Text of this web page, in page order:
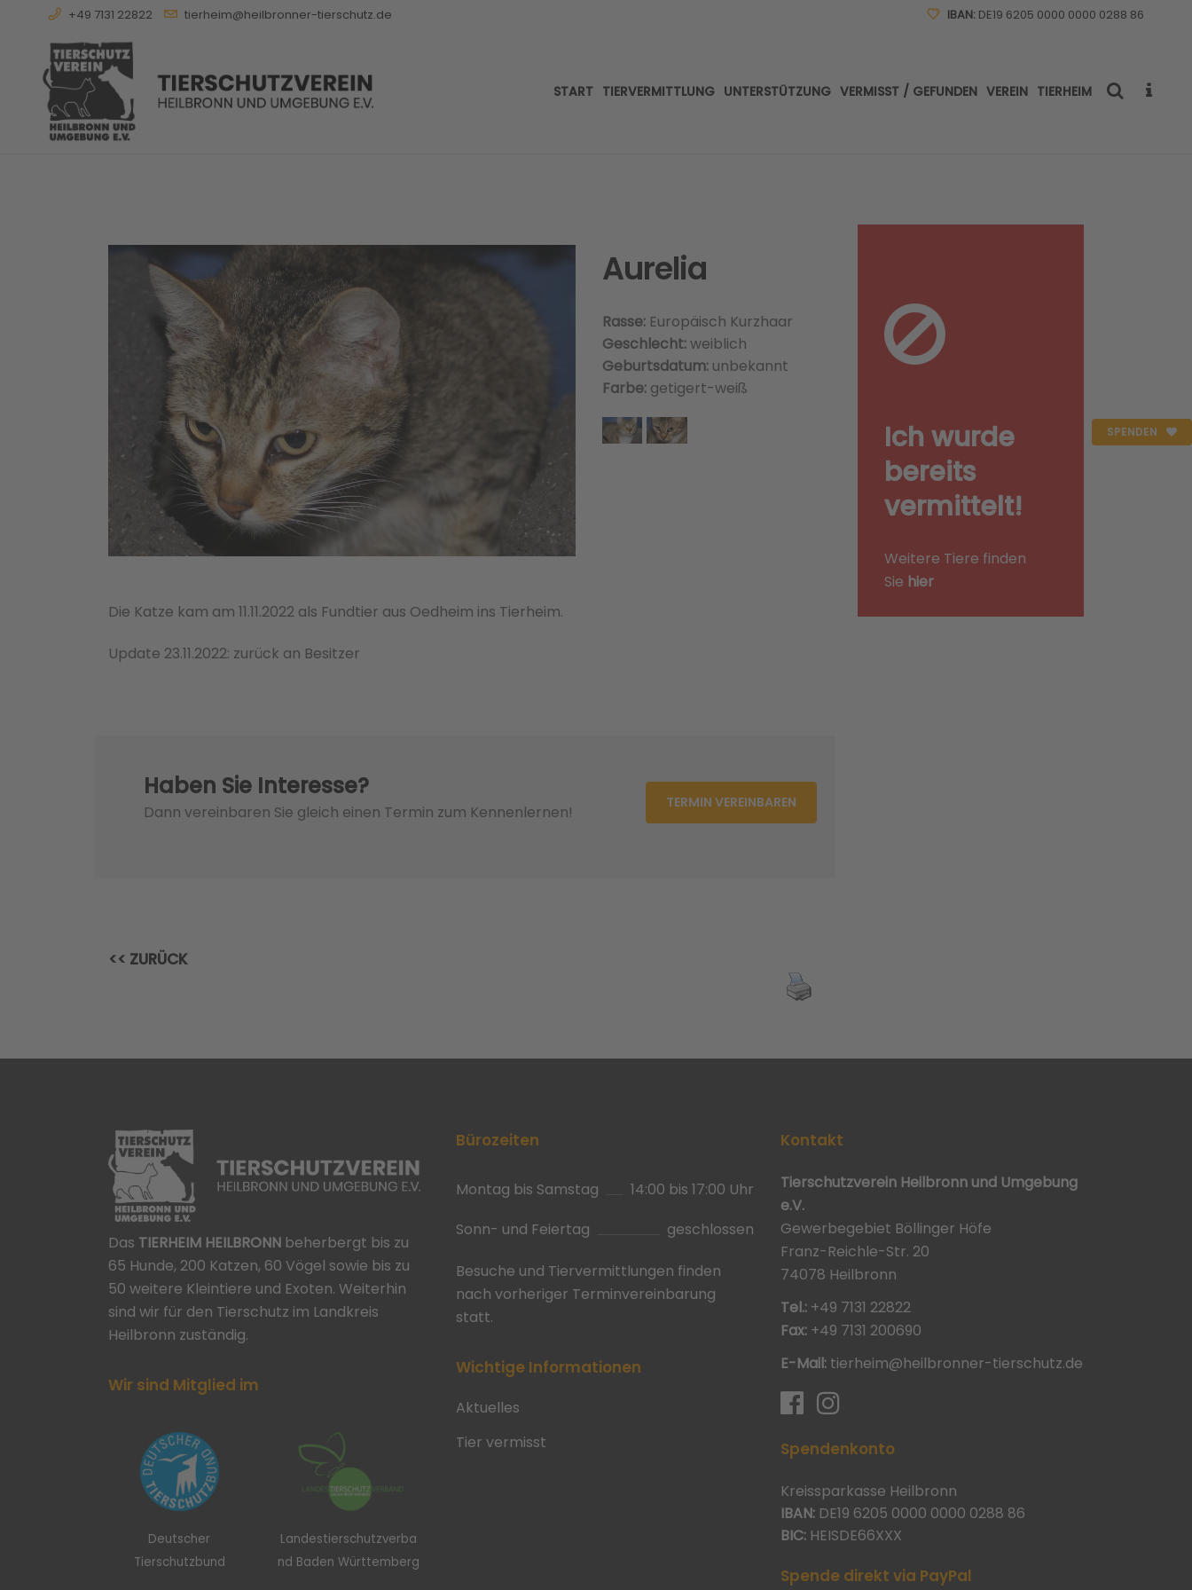
+49 7131 22822 tierheim@heilbronner-tierschutz.de IBAN: DE19 6205 0000 0000 0288 86
START TIERVERMITTLUNG UNTERSTÜTZUNG VERMISST / GEFUNDEN VEREIN TIERHEIM
SPENDEN
Aurelia
Rasse: Europäisch Kurzhaar
Geschlecht:weiblich
Geburtsdatum:unbekannt
Farbe: getigert-weiß
Die Katze kam am 11.11.2022 als Fundtier aus Oedheim ins Tierheim.
Update 23.11.2022: zurück an Besitzer
Haben Sie Interesse?
Dann vereinbaren Sie gleich einen Termin zum Kennenlernen! TERMIN VEREINBAREN
<< ZURÜCK
Ich wurde
bereits
vermittelt!
Weitere Tiere finden
Sie hier
Das TIERHEIM HEILBRONN beherbergt bis zu
65 Hunde, 200 Katzen, 60 Vögel sowie bis zu
50 weitere Kleintiere und Exoten. Weiterhin
sind wir für den Tierschutz im Landkreis
Heilbronn zuständig.
Wir sind Mitglied im
Deutscher
Tierschutzbund
Landestierschutzverba
nd Baden Württemberg
Bürozeiten
Montag bis Samstag
14:00 bis 17:00 Uhr
Sonn- und Feiertag
geschlossen
Besuche und Tiervermittlungen finden
nach vorheriger Terminvereinbarung
statt.
Wichtige Informationen
Aktuelles
Tier vermisst
Kontakt
Tierschutzverein Heilbronn und Umgebung
e.V.
Gewerbegebiet Böllinger Höfe
Franz-Reichle-Str. 20
74078 Heilbronn
Tel.: +49 7131 22822
Fax: +49 7131 200690
E-Mail: tierheim@heilbronner-tierschutz.de
Spendenkonto
Kreissparkasse Heilbronn
IBAN: DE19 6205 0000 0000 0288 86
BIC: HEISDE66XXX
Spende direkt via PayPal